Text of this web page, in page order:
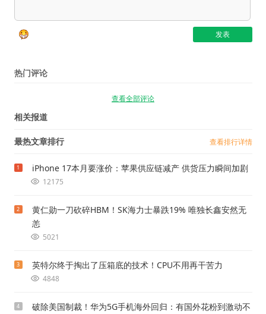
热门评论
查看全部评论
相关报道
最热文章排行 查看排行详情
1 iPhone 17本月要涨价：苹果供应链减产 供货压力瞬间加剧
12175
2
黄仁勋一刀砍碎HBM！SK海力士暴跌19% 唯独长鑫安然无
恙
5021
3 英特尔终于掏出了压箱底的技术！CPU不用再干苦力
4848
4
破除美国制裁！华为5G手机海外回归：有国外花粉到激动不